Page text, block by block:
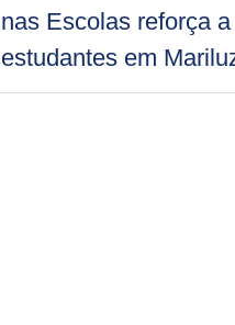
nas Escolas reforça
estudantes em